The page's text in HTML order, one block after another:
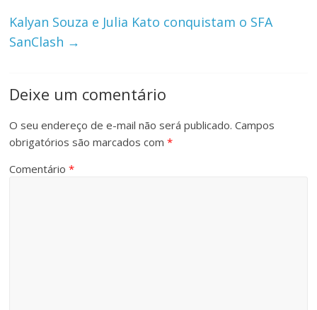
Kalyan Souza e Julia Kato conquistam o SFA
SanClash →
Deixe um comentário
O seu endereço de e-mail não será publicado. Campos
obrigatórios são marcados com*
Comentário*